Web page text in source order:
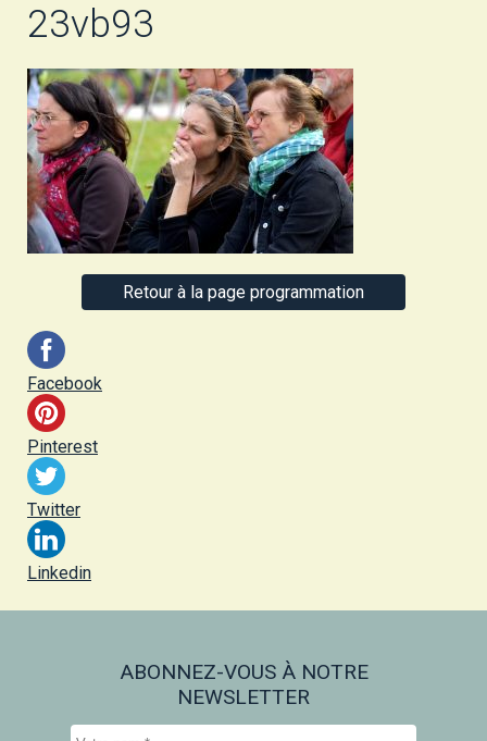
23vb93
Retour à la page programmation
Facebook
Pinterest
Twitter
Linkedin
ABONNEZ-VOUS À NOTRE
NEWSLETTER